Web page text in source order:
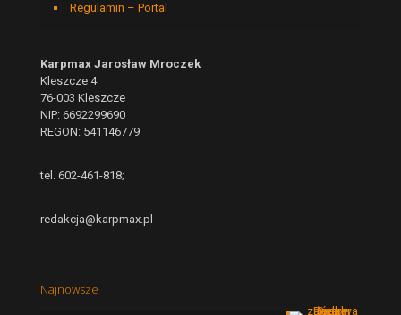
Regulamin – Portal
Karpmax Jarosław Mroczek
Kleszcze 4
76-003 Kleszcze
NIP: 6692299690
REGON: 541146779
tel. 602-461-818;
redakcja@karpmax.pl
Najnowsze